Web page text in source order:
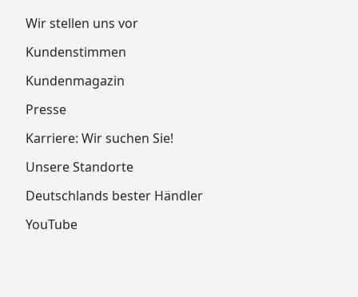
Wir stellen uns vor
Kundenstimmen
Kundenmagazin
Presse
Karriere: Wir suchen Sie!
Unsere Standorte
Deutschlands bester Händler
YouTube